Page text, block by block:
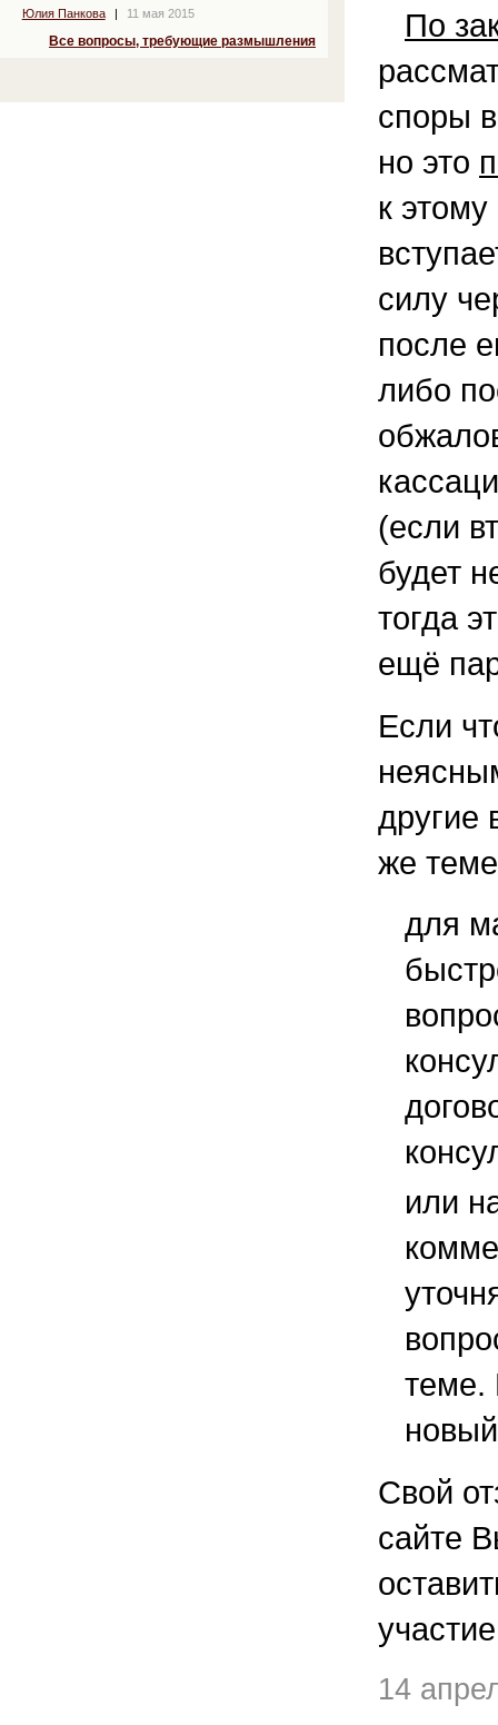
Юлия Панкова
11 мая 2015
Все вопросы, требующие размышления
По
споры
но это
к
силу
после
либо
(если
будет
тогда
ещё
Если
другие
же
для
или
теме.
Свой
сайте
14